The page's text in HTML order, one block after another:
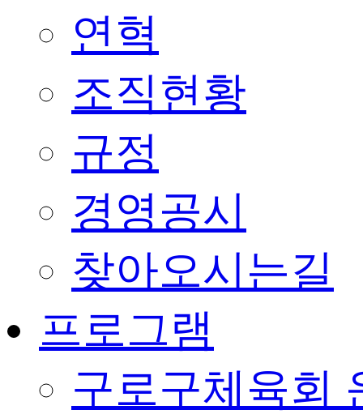
연혁
조직현황
규정
경영공시
찾아오시는길
프로그램
구로구체육회